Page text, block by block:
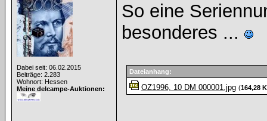
Dabei seit: 06.02.2015
Beiträge: 2.283
Wohnort: Hessen
Meine delcampe-Auktionen:
So eine
besonderes ...
Dateianhang:
OZ1996, 10 DM 000001.jpg (164,28